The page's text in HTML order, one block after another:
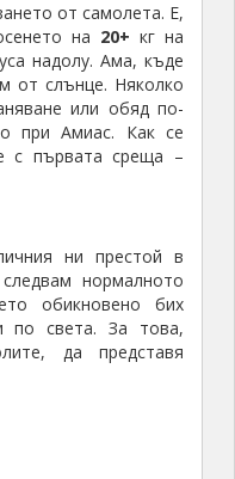
от самолета. Е,
на 20+ кг на
надолу. Ама, къде
от слънце. Няколко
или обяд по-
при Амиас. Как се
с първата среща –
ни престой в
нормалното
обикновено бих
по света. За това,
да представя